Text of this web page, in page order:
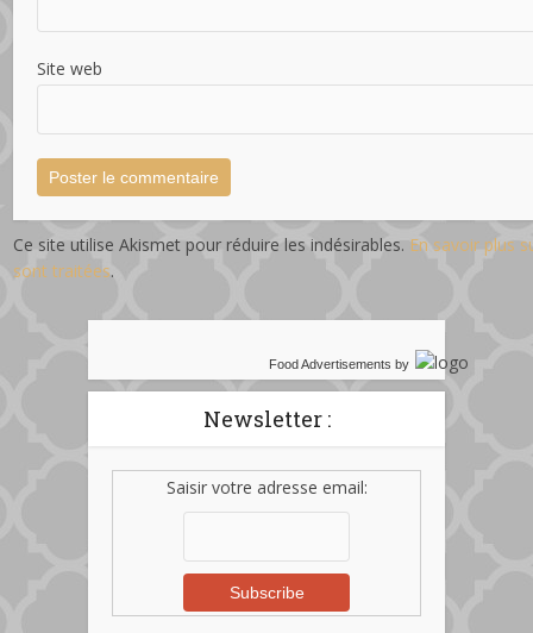
Site web
Ce site utilise Akismet pour réduire les indésirables. En savoir plus
sont traitées.
Food Advertisements by
Newsletter :
Saisir votre adresse email: